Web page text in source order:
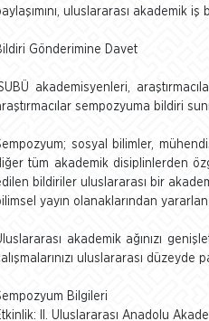
uluslararası akademik
Gönderimine Davet
akademisyenleri,
sempozyuma bildiri
sosyal bilimler,
tüm akademik disiplinlerden
bildiriler uluslararası bir
yayın olanaklarından
akademik ağınızı
uluslararası
Bilgileri
II. Uluslararası Anadolu